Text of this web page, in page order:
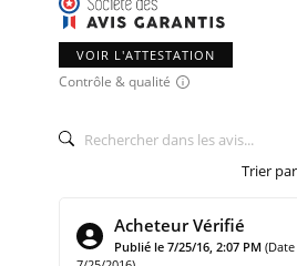
VOIR L'ATTESTATION
Contrôle & qualité
Trier par
Acheteur Vérifié
Publié le 7/25/16, 2:07 PM